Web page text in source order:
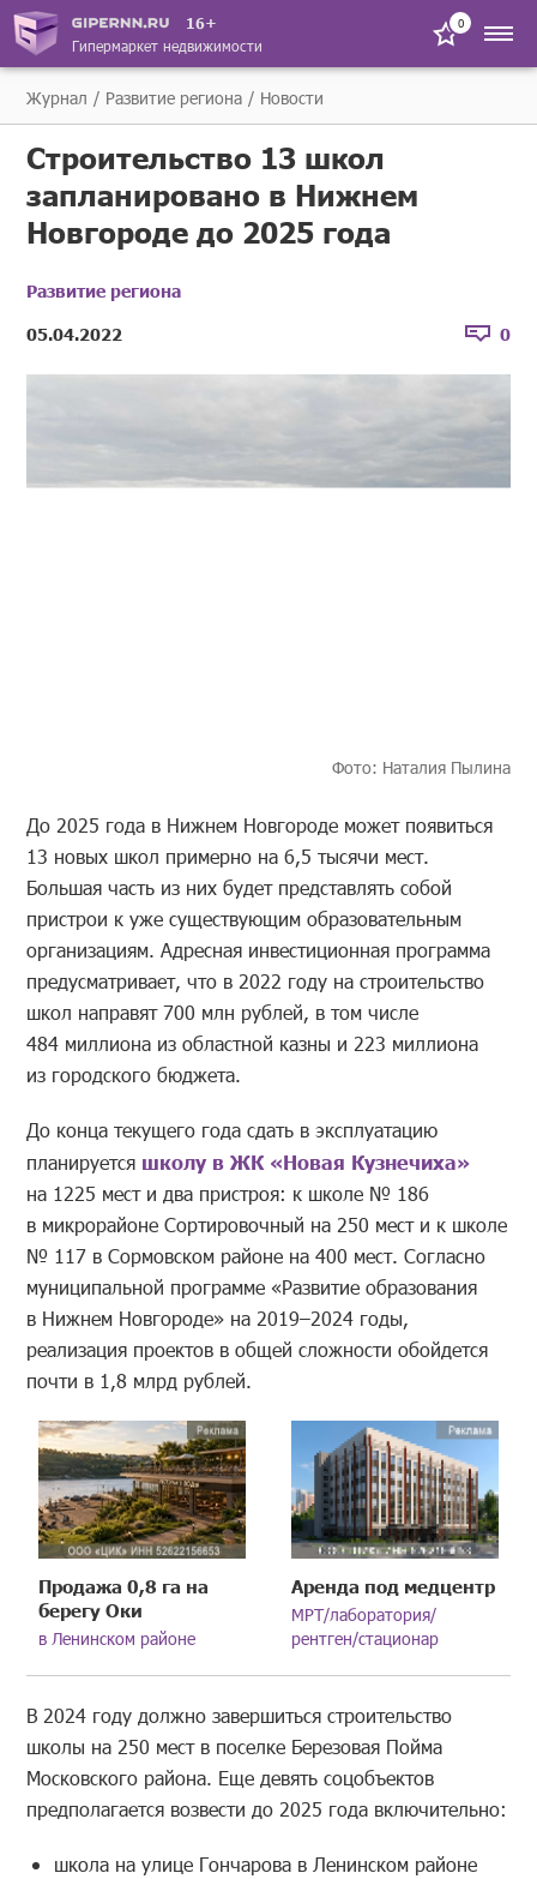
16+
Гипермаркет недвижимости
0
Журнал Развитие региона Новости
Строительство 13 школ
запланировано в Нижнем
Новгороде до 2025 года
Развитие региона
05.04.2022
0
Фото: Наталия Пылина
До 2025 года в Нижнем Новгороде может появиться
13 новых школ примерно на 6,5 тысячи мест.
Большая часть из них будет представлять собой
пристрои к уже существующим образовательным
организациям. Адресная инвестиционная программа
предусматривает, что в 2022 году на строительство
школ направят 700 млн рублей, в том числе
484 миллиона из областной казны и 223 миллиона
из городского бюджета.
До конца текущего года сдать в эксплуатацию
планируется школу в ЖК «Новая Кузнечиха»
на 1225 мест и два пристроя: к школе № 186
в микрорайоне Сортировочный на 250 мест и к школе
№ 117 в Сормовском районе на 400 мест. Согласно
муниципальной программе «Развитие образования
в Нижнем Новгороде» на 2019–2024 годы,
реализация проектов в общей сложности обойдется
почти в 1,8 млрд рублей.
Продажа 0,8 га на
берегу Оки
в Ленинском районе
Аренда под медцентр
МРТ/лаборатория/
рентген/стационар
В 2024 году должно завершиться строительство
школы на 250 мест в поселке Березовая Пойма
Московского района. Еще девять соцобъектов
предполагается возвести до 2025 года включительно:
школа на улице Гончарова в Ленинском районе